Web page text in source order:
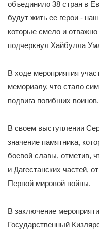
объединило 38 стран в
будут жить ее герои -
которые смело и
подчеркнул Хайбулла
В ходе мероприятия
мемориалу, что стало
подвига погибших воинов.
В своем выступлении
значение памятника,
боевой славы, отметив,
и Дагестанских частей,
Первой мировой войны.
В заключение
Государственный